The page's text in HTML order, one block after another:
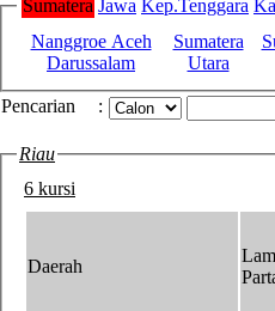
Sumatera Jawa Kep.Tenggara
Nanggroe Aceh
Darussalam
Sumatera
Utara
Pencarian :
Riau
6 kursi
Daerah